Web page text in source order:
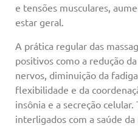
e tensões musculares,
estar geral.
A prática regular das
positivos como a redução
nervos, diminuição da
flexibilidade e da
insônia e a secreção
interligados com a saúde da